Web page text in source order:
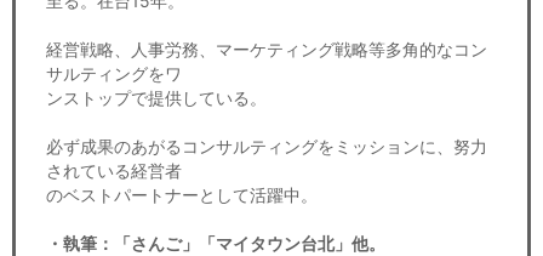
経営戦略、人事労務、マーケティング戦略等多角的なコン
サルティングをワ
ンストップで提供している。
必ず成果のあがるコンサルティングをミッションに、努力
されている経営者
のベストパートナーとして活躍中。
・執筆：「さんご」「マイタウン台北」他。